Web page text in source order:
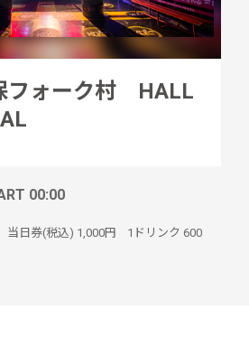
フォーク村 HALL
00:00
当日券(税込) 1,000円 1ドリンク 600